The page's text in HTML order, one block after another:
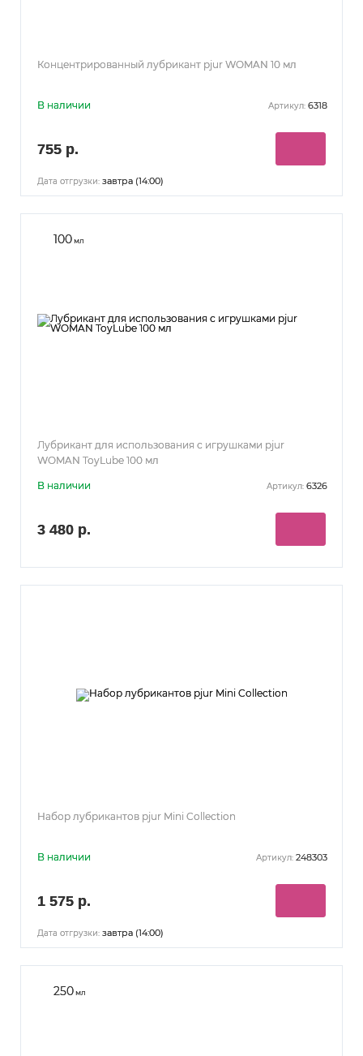
Концентрированный лубрикант pjur WOMAN 10 мл
В наличии Артикул: 6318
755 р.
Дата отгрузки: завтра (14:00)
100мл
Лубрикант для использования с игрушками pjur
WOMAN ToyLube 100 мл
В наличии Артикул: 6326
3 480 р.
Набор лубрикантов pjur Mini Collection
В наличии Артикул: 248303
1 575 р.
Дата отгрузки: завтра (14:00)
250мл